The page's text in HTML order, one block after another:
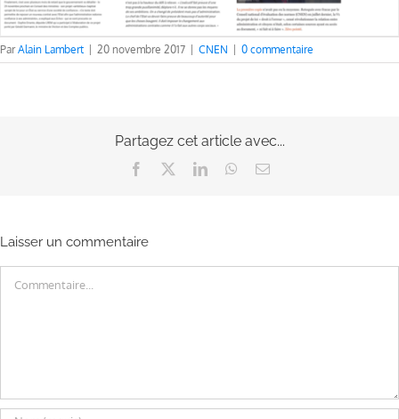
ParAlain Lambert 20 novembre 2017 CNEN 0 commentaire
Partagez cet article avec...
Facebook LinkedInWhatsApp
Email
Laisser un commentaire